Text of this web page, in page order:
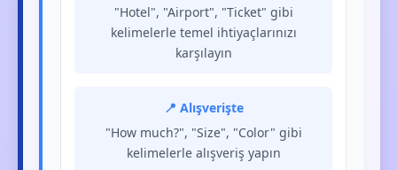
"Hotel", "Airport", "Ticket" gibi
kelimelerle temel ihtiyaçlarınızı
karşılayın
📍 Alışverişte
"How much?", "Size", "Color" gibi
kelimelerle alışveriş yapın